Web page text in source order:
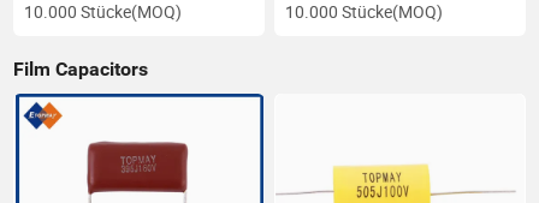
10.000 Stücke(MOQ) 10.000 Stücke(MOQ)
Film Capacitors